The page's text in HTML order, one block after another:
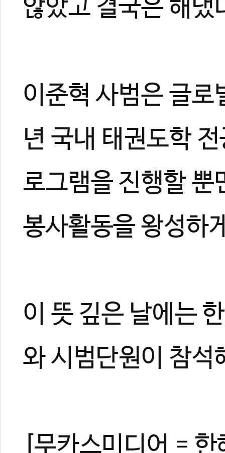
않았고 결국은 해냈
이준혁 사범은 글로
년 국내 태권도학
로그램을 진행할
봉사활동을 왕성하
이 뜻 깊은 날에는
와 시범단원이 참석
[무카스미디어 =